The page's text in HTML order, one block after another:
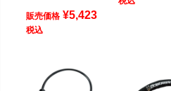
販売価格 ¥5,423
税込